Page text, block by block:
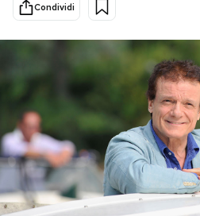
Scienza
Cultura
Economia
Sport
PODCAST
NEWSLETTER
Condividi